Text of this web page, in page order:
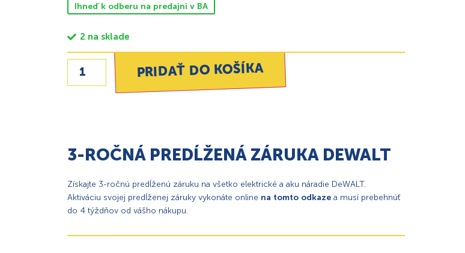
Ihneď k odberu na predajni v BA
2 na sklade
PRIDAŤ DO KOŠÍKA
3-ROČNÁ PREDĹŽENÁ ZÁRUKA DEWALT
Získajte 3-ročnú predĺženú záruku na všetko elektrické a aku náradie DeWALT.
Aktiváciu svojej predĺženej záruky vykonáte online na tomto odkaze a musí prebehnúť
do 4 týždňov od vášho nákupu.